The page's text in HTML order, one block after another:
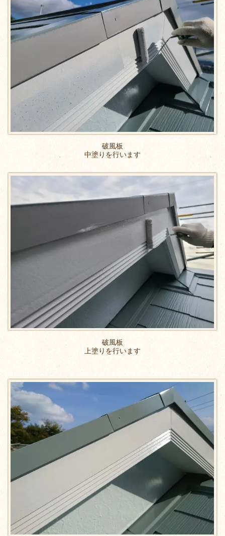
破風板
中塗りを行います
破風板
上塗りを行います